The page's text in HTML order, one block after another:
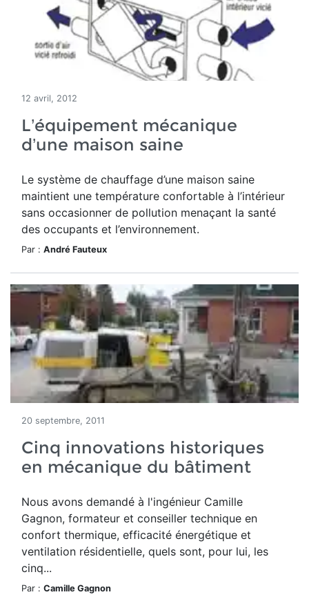
12 avril, 2012
L’équipement mécanique
d’une maison saine
Le système de chauffage d’une maison saine
maintient une température confortable à l’intérieur
sans occasionner de pollution menaçant la santé
des occupants et l’environnement.
Par : André Fauteux
20 septembre, 2011
Cinq innovations historiques
en mécanique du bâtiment
Nous avons demandé à l'ingénieur Camille
Gagnon, formateur et conseiller technique en
confort thermique, efficacité énergétique et
ventilation résidentielle, quels sont, pour lui, les
cinq...
Par : Camille Gagnon